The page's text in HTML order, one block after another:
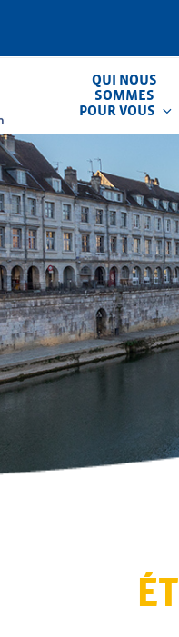
QUI NOUS
SOMMES
POUR VOUS
de Prévention du